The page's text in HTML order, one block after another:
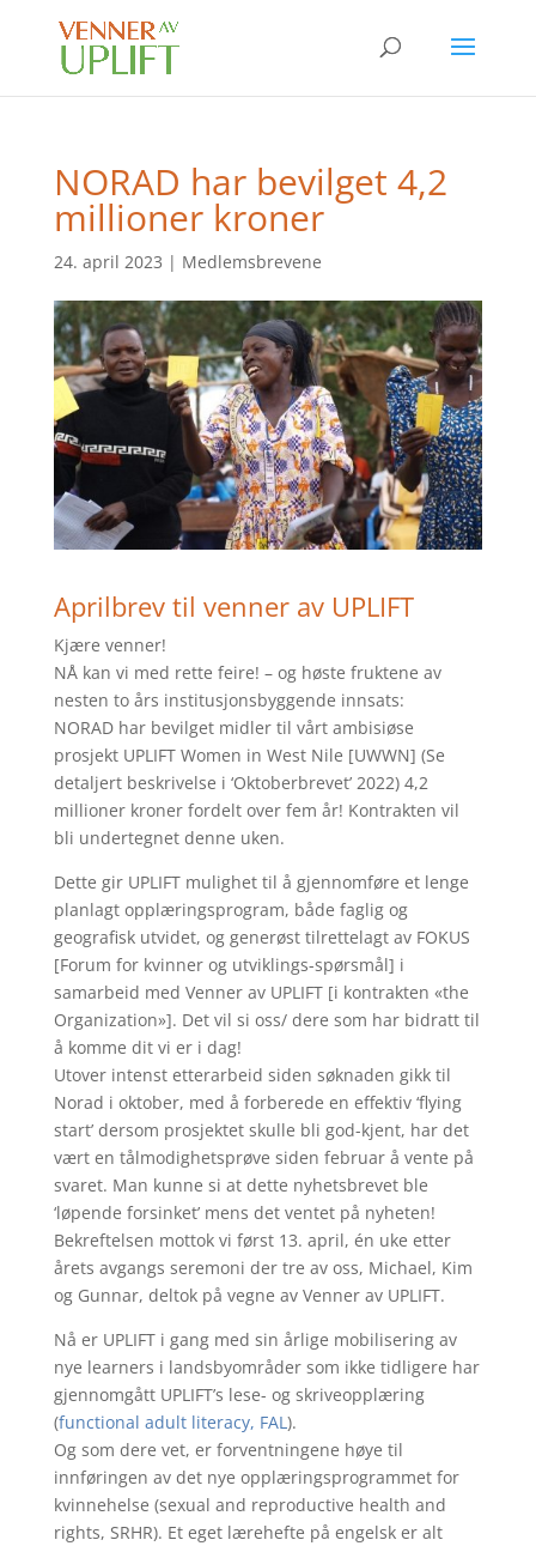
NORAD har bevilget 4,2
millioner kroner
24. april 2023 | Medlemsbrevene
Aprilbrev til venner av UPLIFT
Kjære venner!
NÅ kan vi med rette feire! – og høste fruktene av
nesten to års institusjonsbyggende innsats:
NORAD har bevilget midler til vårt ambisiøse
prosjekt UPLIFT Women in West Nile [UWWN] (Se
detaljert beskrivelse i ‘Oktoberbrevet’ 2022) 4,2
millioner kroner fordelt over fem år! Kontrakten vil
bli undertegnet denne uken.
Dette gir UPLIFT mulighet til å gjennomføre et lenge
planlagt opplæringsprogram, både faglig og
geografisk utvidet, og generøst tilrettelagt av FOKUS
[Forum for kvinner og utviklings-spørsmål] i
samarbeid med Venner av UPLIFT [i kontrakten «the
Organization»]. Det vil si oss/ dere som har bidratt til
å komme dit vi er i dag!
Utover intenst etterarbeid siden søknaden gikk til
Norad i oktober, med å forberede en effektiv ‘flying
start’ dersom prosjektet skulle bli god-kjent, har det
vært en tålmodighetsprøve siden februar å vente på
svaret. Man kunne si at dette nyhetsbrevet ble
‘løpende forsinket’ mens det ventet på nyheten!
Bekreftelsen mottok vi først 13. april, én uke etter
årets avgangs seremoni der tre av oss, Michael, Kim
og Gunnar, deltok på vegne av Venner av UPLIFT.
Nå er UPLIFT i gang med sin årlige mobilisering av
nye learners i landsbyområder som ikke tidligere har
gjennomgått UPLIFT’s lese- og skriveopplæring
(functional adult literacy, FAL).
Og som dere vet, er forventningene høye til
innføringen av det nye opplæringsprogrammet for
kvinnehelse (sexual and reproductive health and
rights, SRHR). Et eget lærehefte på engelsk er alt